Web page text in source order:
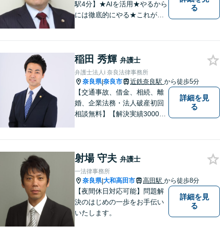
駅4分】★AIを活用★やるから
には徹底的にやる★これが私
も惜しみません！「不安を安
心に」丁寧にサポートしま
す。お気軽にご相談ください
る
稲田 秀輝 弁護士
弁護士法人i 奈良法律事務所
奈良県|奈良市 近鉄奈良駅 から徒歩5分
【交通事故、借金、相続、離
婚、企業法務・法人破産初回
相談無料】【解決実績3000件
務のお悩みは【弁護士法人ｉ
（アイ）奈良法律事務所】に
おまかせください！
詳細を見
る
射場 守夫 弁護士
一法律事務所
奈良県|大和高田市 高田駅 から徒歩8分
【夜間休日対応可能】問題解
決のはじめの一歩をお手伝い
いたします。
詳細を見
る